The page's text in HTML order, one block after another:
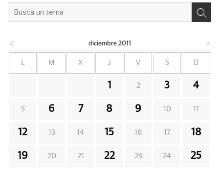
diciembre 2011
L M X J V S D
1 2 3 4
5 6 7 8 9 10 11
12 13 14 15 16 17 18
19 20 21 22 23 24 25